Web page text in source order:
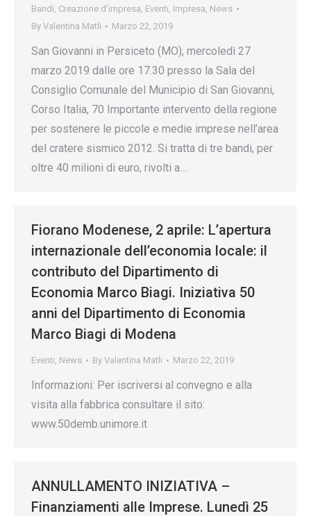
Bandi, Creazione d’impresa, Eventi, Impresa, News
By Valentina Matli Marzo 22, 2019
San Giovanni in Persiceto (MO), mercoledì 27
marzo 2019 dalle ore 17.30 presso la Sala del
Consiglio Comunale del Municipio di San Giovanni,
Corso Italia, 70 Importante intervento della regione
per sostenere le piccole e medie imprese nell’area
del cratere sismico 2012. Si tratta di tre bandi, per
oltre 40 milioni di euro, rivolti a…
Fiorano Modenese, 2 aprile: L’apertura
internazionale dell’economia locale: il
contributo del Dipartimento di
Economia Marco Biagi. Iniziativa 50
anni del Dipartimento di Economia
Marco Biagi di Modena
Eventi, News By Valentina Matli Marzo 22, 2019
Informazioni: Per iscriversi al convegno e alla
visita alla fabbrica consultare il sito:
www.50demb.unimore.it
ANNULLAMENTO INIZIATIVA –
Finanziamenti alle Imprese. Lunedì 25